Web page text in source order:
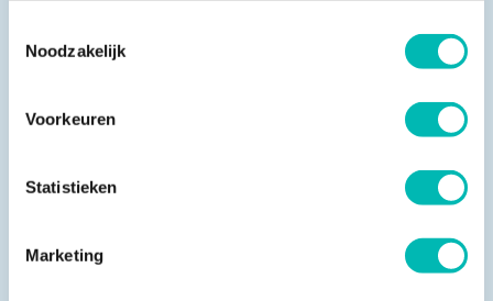
Noodzakelijk
Voorkeuren
Statistieken
Marketing
data wordt steeds belangrijker in deze branche. Deze
technologie gaat ruimte bieden voor efficiency, iets
wat ook de monteurs meer ruimte zal bieden. En dat
is goed want zij geven aan een toenemende werkdruk
te ervaren. We verwachten steeds meer van ze,
terwijl we zo afhankelijk van ze zijn. Hoe moet het
namelijk met de veiligheid als we geen monteurs
meer hebben? Met de inzet van nieuwe technologie